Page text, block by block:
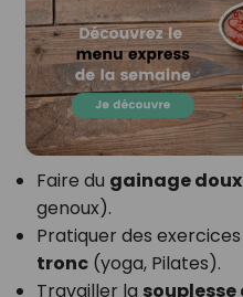
Faire du gainage doux
genoux).
Pratiquer des
tronc(yoga, Pilates).
Travailler la